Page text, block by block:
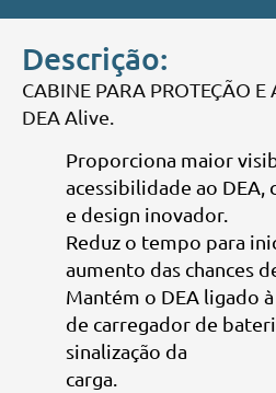
Descrição:
CABINE PARA PROTEÇÃO
DEA Alive.
Proporciona maior
acessibilidade ao DEA,
e design inovador.
Reduz o tempo para
aumento das chances
Mantém o DEA ligado
de carregador de
sinalização da
carga.